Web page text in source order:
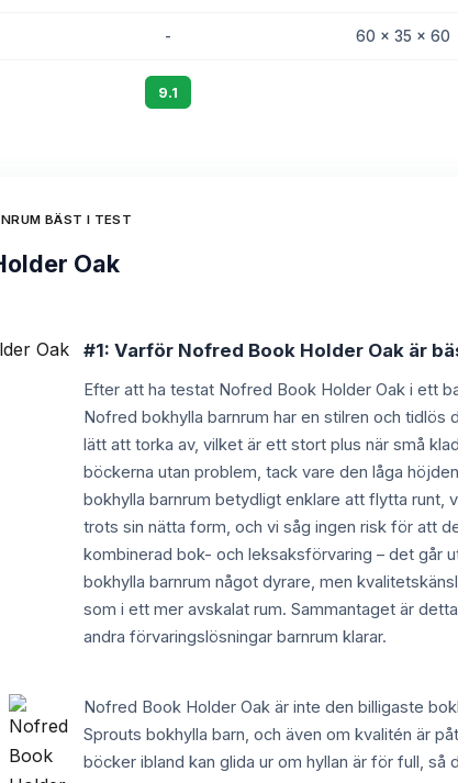
- 60 x 35 x 60
9.1
BÄST I TEST
Oak
#1: Varför Nofred Book Holder Oak är
Efter att ha testat Nofred Book Holder Oak i ett
Nofred bokhylla barnrum har en stilren och
lätt att torka av, vilket är ett stort plus när små
böckerna utan problem, tack vare den låga
bokhylla barnrum betydligt enklare att flytta runt,
trots sin nätta form, och vi såg ingen risk för att
kombinerad bok- och leksaksförvaring – det går
bokhylla barnrum något dyrare, men
som i ett mer avskalat rum. Sammantaget är
andra förvaringslösningar barnrum klarar.
Nofred Book Holder Oak är inte den billigaste
Sprouts bokhylla barn, och även om kvalitén är
böcker ibland kan glida ur om hyllan är för full,